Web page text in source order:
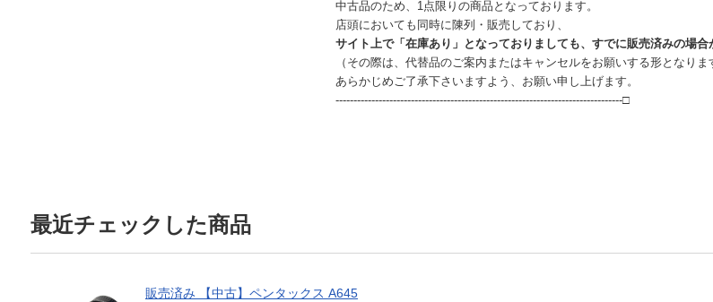
中古品のため、1点限りの商品となっております。
店頭においても同時に陳列・販売しており、
サイト上で「在庫あり」となっておりましても、すでに販売済みの場合
（その際は、代替品のご案内またはキャンセルをお願いする形となりま
あらかじめご了承下さいますよう、お願い申し上げます。
--------------------------------------------------------------------------------□
最近チェックした商品
販売済み 【中古】ペンタックス A645